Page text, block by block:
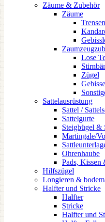
Zäume & Zubehör
Zäume
Lose
Zügel
Gebisse
Sattelausrüstung
Sattel /
Sattelgurte
Steigbügel &
Martingale/
Ohrenhaube
Pads, Kissen
Hilfszügel
Longieren &
Halfter und Stricke
Halfter
Stricke
Halfter und